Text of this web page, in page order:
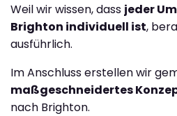
Weil wir wissen, dass jeder
Brighton individuell ist,
ausführlich.
Im Anschluss erstellen wir
maßgeschneidertes
nach Brighton.